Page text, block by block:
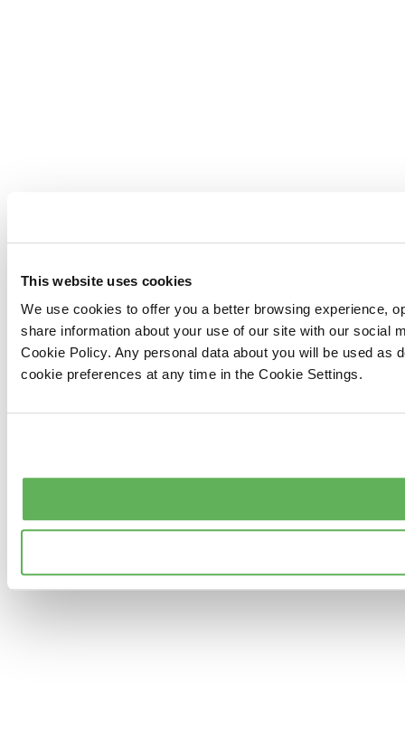
This website uses cookies
We use cookies to offer you a better browsing experience,
share information about your use of our site with our social
Cookie Policy. Any personal data about you will be used as
cookie preferences at any time in the Cookie Settings.